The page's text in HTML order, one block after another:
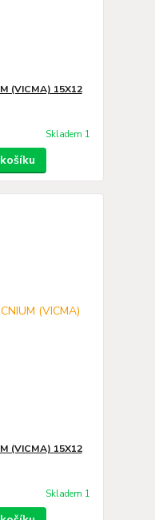
(VICMA) 15X12
Skladem 1
(VICMA) 15X12
Skladem 1